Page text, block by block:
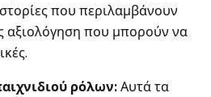
που περιλαμβάνουν
αξιολόγηση που μπορούν να
ρόλων:Αυτά τα